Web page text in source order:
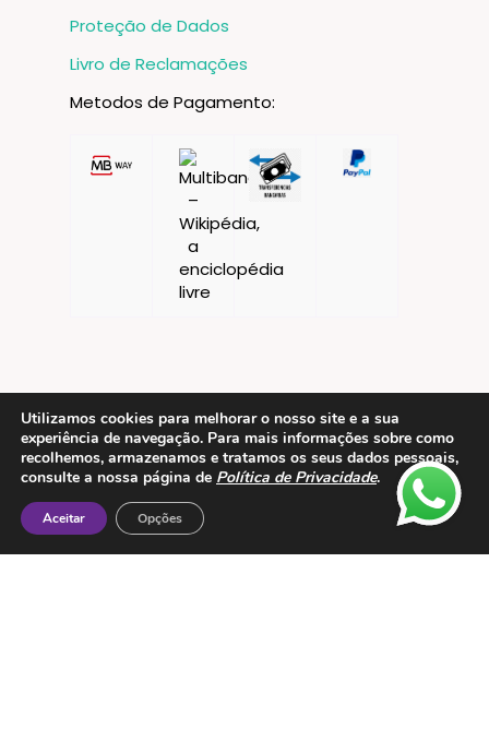
Proteção de Dados
Livro de Reclamações
Metodos de Pagamento:
Contactos
ESMTC – Escola de Medicina Tradicional
Chinesa
Utilizamos cookies para melhorar o nosso site e a sua
experiência de navegação. Para mais informações sobre como
recolhemos, armazenamos e tratamos os seus dados pessoais,
consulte a nossa página de Política de Privacidade.
Aceitar Opções